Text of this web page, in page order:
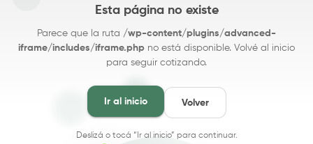
Esta página no existe
Parece que la ruta /wp-content/plugins/advanced-
iframe/includes/iframe.php no está disponible. Volvé al inicio
para seguir cotizando.
Ir al inicio Volver
Deslizá o tocá “Ir al inicio” para continuar.